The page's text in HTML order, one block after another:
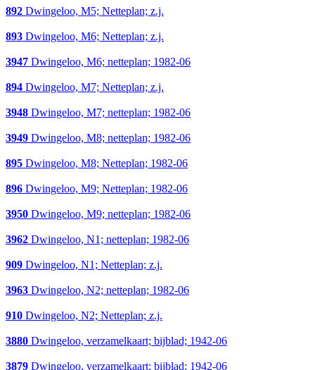
892 Dwingeloo, M5; Netteplan; z.j.
893 Dwingeloo, M6; Netteplan; z.j.
3947 Dwingeloo, M6; netteplan; 1982-06
894 Dwingeloo, M7; Netteplan; z.j.
3948 Dwingeloo, M7; netteplan; 1982-06
3949 Dwingeloo, M8; netteplan; 1982-06
895 Dwingeloo, M8; Netteplan; 1982-06
896 Dwingeloo, M9; Netteplan; 1982-06
3950 Dwingeloo, M9; netteplan; 1982-06
3962 Dwingeloo, N1; netteplan; 1982-06
909 Dwingeloo, N1; Netteplan; z.j.
3963 Dwingeloo, N2; netteplan; 1982-06
910 Dwingeloo, N2; Netteplan; z.j.
3880 Dwingeloo, verzamelkaart; bijblad; 1942-06
3879 Dwingeloo, verzamelkaart; bijblad; 1942-06